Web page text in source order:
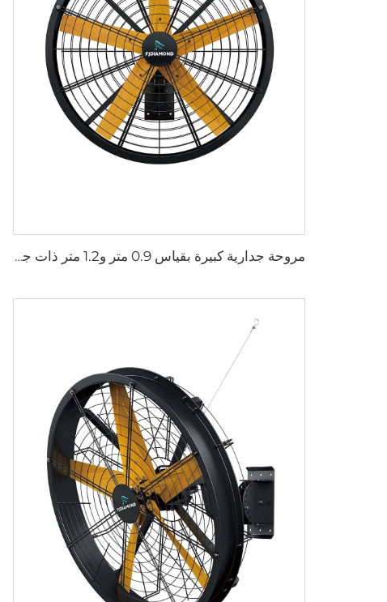
مروحة جدارية كبيرة بقياس 0.9 متر و1.2 متر ذات جودة عالية لمخازن البضائع، محرك بجهد 220 فولت مخصص للمرافق الصناعية والمطاعم والمزارع والفنادق